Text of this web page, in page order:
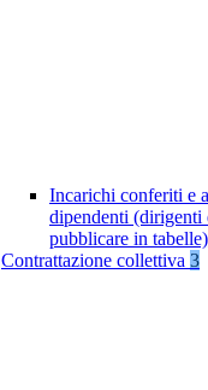
Incarichi conferiti e
dipendenti (dirigenti
pubblicare in tabelle)
Contrattazione collettiva 3